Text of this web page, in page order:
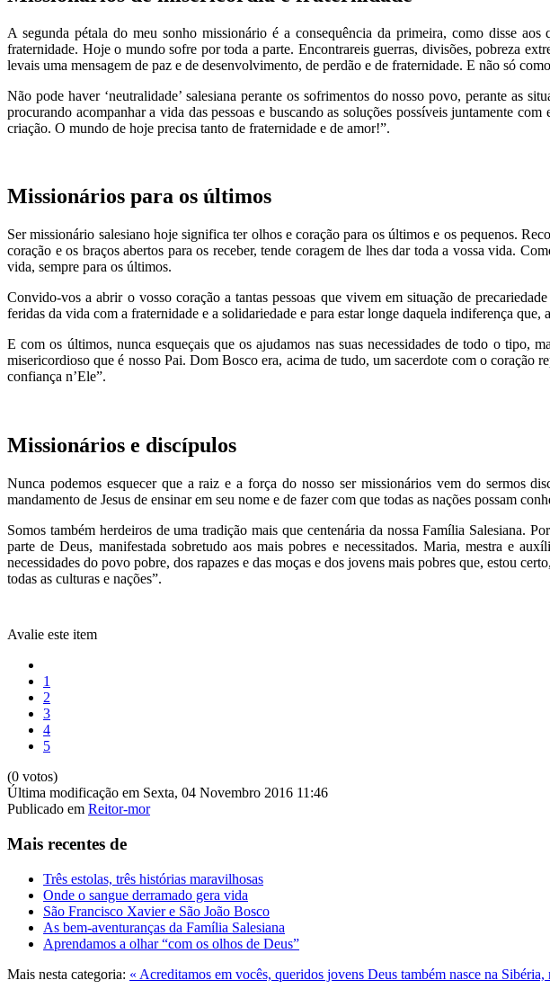
A segunda pétala do meu sonho missionário é a consequência da primeira, como disse
fraternidade. Hoje o mundo sofre por toda a parte. Encontrareis guerras, divisões, pobreza
levais uma mensagem de paz e de desenvolvimento, de perdão e de fraternidade. E não só
Não pode haver ‘neutralidade’ salesiana perante os sofrimentos do nosso povo, perante as
procurando acompanhar a vida das pessoas e buscando as soluções possíveis juntamente
criação. O mundo de hoje precisa tanto de fraternidade e de amor!”.
Missionários para os últimos
Ser missionário salesiano hoje significa ter olhos e coração para os últimos e os pequenos.
coração e os braços abertos para os receber, tende coragem de lhes dar toda a vossa vida.
vida, sempre para os últimos.
Convido-vos a abrir o vosso coração a tantas pessoas que vivem em situação de
feridas da vida com a fraternidade e a solidariedade e para estar longe daquela indiferença que,
E com os últimos, nunca esqueçais que os ajudamos nas suas necessidades de todo o
misericordioso que é nosso Pai. Dom Bosco era, acima de tudo, um sacerdote com o coração
confiança n’Ele”.
Missionários e discípulos
Nunca podemos esquecer que a raiz e a força do nosso ser missionários vem do sermos
mandamento de Jesus de ensinar em seu nome e de fazer com que todas as nações possam
Somos também herdeiros de uma tradição mais que centenária da nossa Família Salesiana.
parte de Deus, manifestada sobretudo aos mais pobres e necessitados. Maria, mestra e
necessidades do povo pobre, dos rapazes e das moças e dos jovens mais pobres que, estou
todas as culturas e nações”.
Avalie este item
1
2
3
4
5
(0 votos)
Última modificação em Sexta, 04 Novembro 2016 11:46
Publicado em Reitor-mor
Mais recentes de
Três estolas, três histórias maravilhosas
Onde o sangue derramado gera vida
São Francisco Xavier e São João Bosco
As bem-aventuranças da Família Salesiana
Aprendamos a olhar “com os olhos de Deus”
Mais nesta categoria: « Acreditamos em vocês, queridos jovens Deus também nasce na